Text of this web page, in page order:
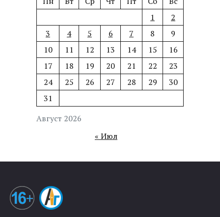
Август 2026
1
2
3
4 5 6 7 8
9
10
11 12 13 14 15
16
17
18 19 20 21 22
23
24
25 26 27 28 29
30
31
« Июл